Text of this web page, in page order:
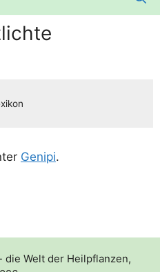
Geni­pi.
Welt der Heilpflanzen,